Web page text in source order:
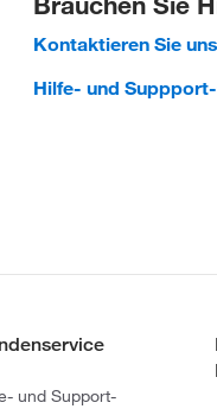
Kontaktieren Sie uns
Hilfe- und
und Support-